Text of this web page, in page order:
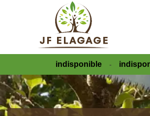
indisponible -